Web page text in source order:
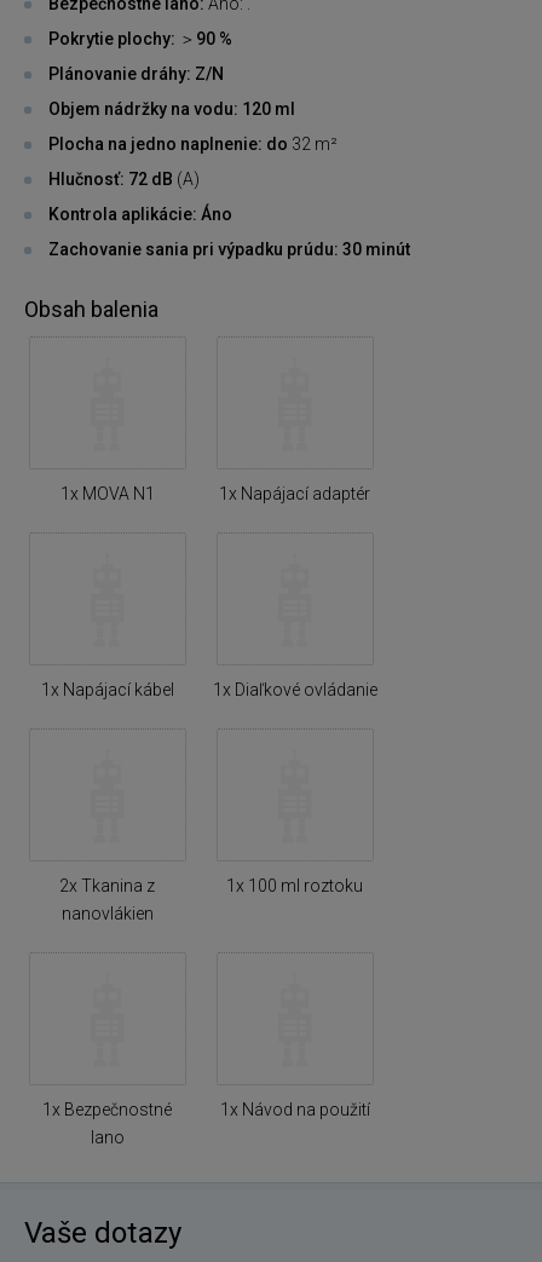
Pokrytie plochy: ＞90 %
Plánovanie dráhy: Z/N
Objem nádržky na vodu: 120 ml
Plocha na jedno naplnenie: do 32 m²
Hlučnosť: 72 dB (A)
Kontrola aplikácie: Áno
Zachovanie sania pri výpadku prúdu: 30 minút
Obsah balenia
1x MOVA N1 1x Napájací adaptér
1x Napájací kábel 1x Diaľkové ovládanie
2x Tkanina z
nanovlákien
1x 100 ml roztoku
1x Bezpečnostné
lano
1x Návod na použití
Vaše dotazy